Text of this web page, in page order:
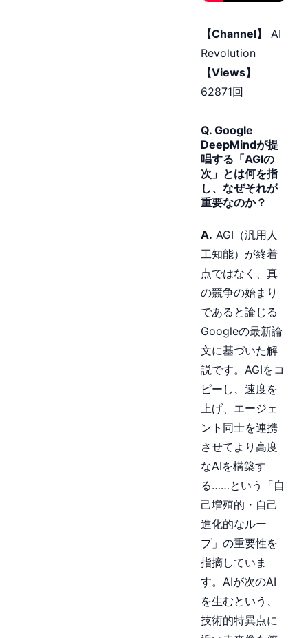
【Channel】
AI
Revolution
【Views】
62871回
Q. Google
DeepMindが提
唱する「AGIの
次」とは何を指
し、なぜそれが
重要なのか？
A. AGI（汎用人
工知能）が終着
点ではなく、真
の競争の始まり
であると論じる
Googleの最新論
文に基づいた解
説です。AGIをコ
ピーし、速度を
上げ、エージェ
ント同士を連携
させてより高度
なAIを構築す
る……という「自
己増殖的・自己
進化的なルー
プ」の重要性を
指摘していま
す。AIが次のAI
を生むという、
技術的特異点に